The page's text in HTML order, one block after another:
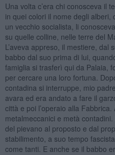
Una volta c’era chi conosceva il
in quei colori il nome degli alberi,
un vecchio socialista, li
su quelle colline, nelle terre del
L’aveva appreso, il mestiere, dal
babbo dal suo prima di lui,
famiglia si trasferì qui da Palaia,
per cercare una loro fortuna.
contadina si interruppe, mio
avara ed era andato a fare il
città e poi l’operaio alla
metalmeccanici e metà
del pievano al proposto e dal
stabilimento, a suo tempo
come tanti. E anche se il babbo